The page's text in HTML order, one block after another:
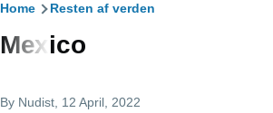
Breadcrumb
Home Resten af verden
Mexico
By Nudist, 12 April, 2022